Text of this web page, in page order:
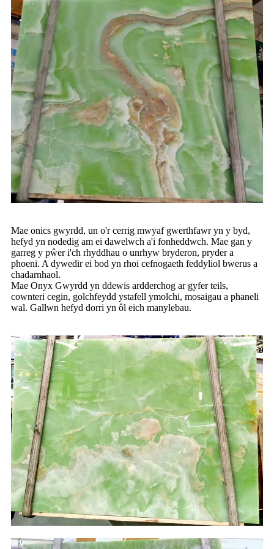
Mae onics gwyrdd, un o'r cerrig mwyaf gwerthfawr yn y byd,
hefyd yn nodedig am ei dawelwch a'i fonheddwch. Mae gan y
garreg y pŵer i'ch rhyddhau o unrhyw bryderon, pryder a
phoeni. A dywedir ei bod yn rhoi cefnogaeth feddyliol bwerus a
chadarnhaol.
Mae Onyx Gwyrdd yn ddewis ardderchog ar gyfer teils,
cownteri cegin, golchfeydd ystafell ymolchi, mosaigau a phaneli
wal. Gallwn hefyd dorri yn ôl eich manylebau.